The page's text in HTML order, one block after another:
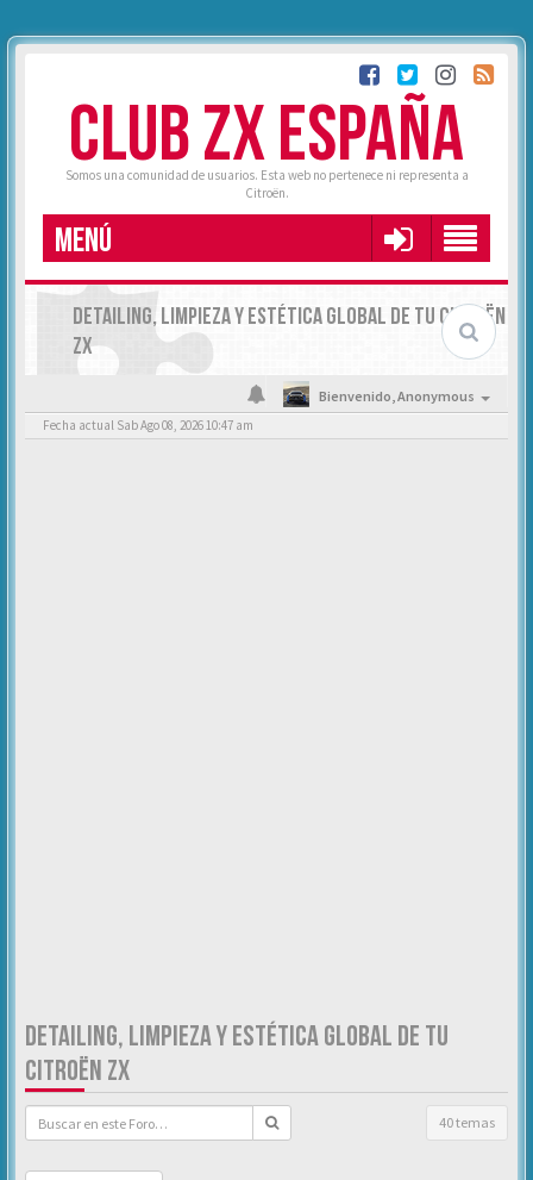
CLUB ZX ESPAÑA
Somos una comunidad de usuarios. Esta web no pertenece ni representa a
Citroën.
MENÚ
DETAILING, LIMPIEZA Y ESTÉTICA GLOBAL DE TU CITROËN
ZX
Bienvenido,Anonymous
Fecha actual Sab Ago 08, 2026 10:47 am
DETAILING, LIMPIEZA Y ESTÉTICA GLOBAL DE TU
CITROËN ZX
40 temas